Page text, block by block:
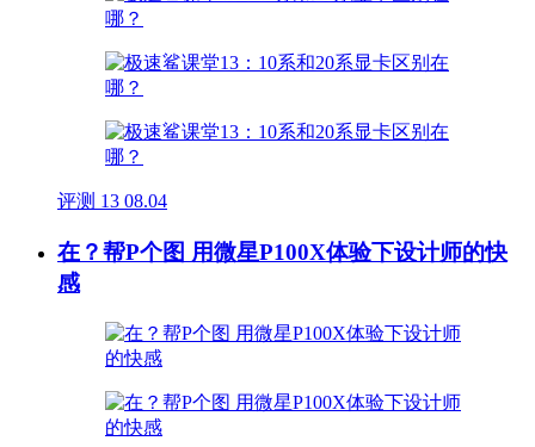
评测 13 08.04
在？帮P个图 用微星P100X体验下设计师的快
感